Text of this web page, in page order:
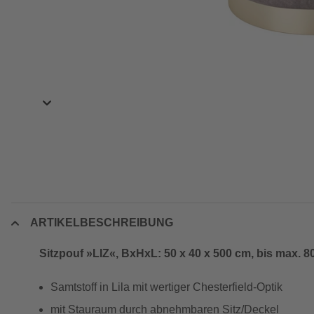
ARTIKELBESCHREIBUNG
Sitzpouf »LIZ«, BxHxL: 50 x 40 x 500 cm, bis max.
Samtstoff in Lila mit wertiger Chesterfield-Optik
mit Stauraum durch abnehmbaren Sitz/Deckel